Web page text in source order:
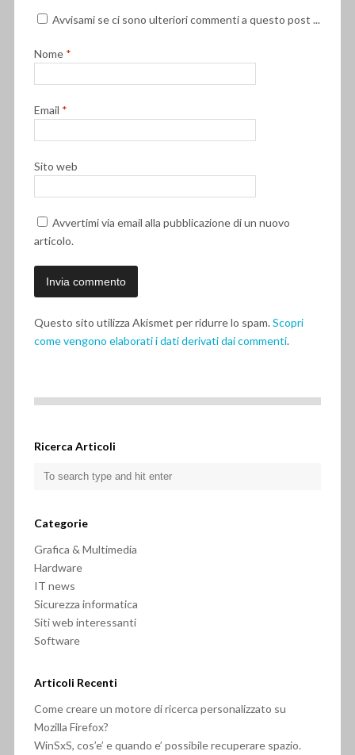
Avvisami se ci sono ulteriori commenti a questo post ...
Nome *
Email *
Sito web
Avvertimi via email alla pubblicazione di un nuovo
articolo.
Questo sito utilizza Akismet per ridurre lo spam.Scopri
come vengono elaborati i dati derivati dai commenti.
Ricerca Articoli
Categorie
Grafica & Multimedia
Hardware
IT news
Sicurezza informatica
Siti web interessanti
Software
Articoli Recenti
Come creare un motore di ricerca personalizzato su
Mozilla Firefox?
WinSxS, cos’e’ e quando e’ possibile recuperare spazio.